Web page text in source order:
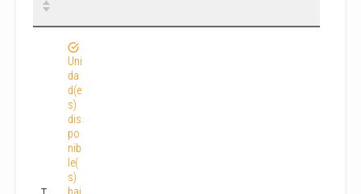
Uni
da
d(e
s)
dis
po
nib
le(
s)